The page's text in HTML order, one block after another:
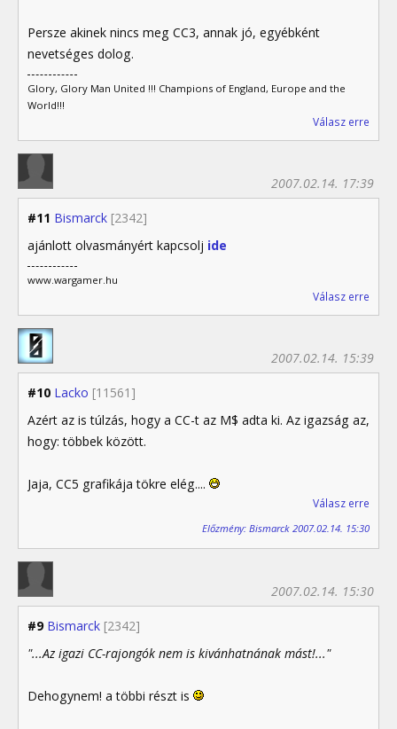
Persze akinek nincs meg CC3, annak jó, egyébként
nevetséges dolog.
Glory, Glory Man United !!! Champions of England, Europe and the
World!!!
Válasz erre
#11 Bismarck [2342]
2007.02.14. 17:39
ajánlott olvasmányért kapcsolj ide
www.wargamer.hu
Válasz erre
#10 Lacko [11561]
2007.02.14. 15:39
Azért az is túlzás, hogy a CC-t az M$ adta ki. Az igazság az,
hogy: többek között.
Jaja, CC5 grafikája tökre elég....
Válasz erre
Előzmény: Bismarck 2007.02.14. 15:30
#9 Bismarck [2342]
2007.02.14. 15:30
"...Az igazi CC-rajongók nem is kivánhatnának mást!..."
Dehogynem! a többi részt is